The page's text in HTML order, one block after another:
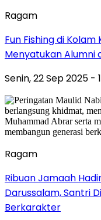
Ragam
Fun Fishing di
Menyatukan Alumni
Senin, 22 Sep 2025 -
Ragam
Ribuan Jamaah
Darussalam, Santri
Berkarakter